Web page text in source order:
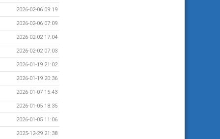
2026-02-06 09:19
2026-02-06 07:09
2026-02-02 17:04
2026-02-02 07:03
2026-01-19 21:02
2026-01-19 20:36
2026-01-07 15:43
2026-01-05 18:35
2026-01-05 11:06
2025-12-29 21:38